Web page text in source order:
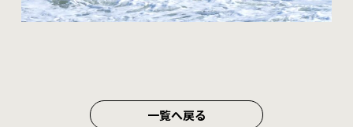
一覧へ戻る